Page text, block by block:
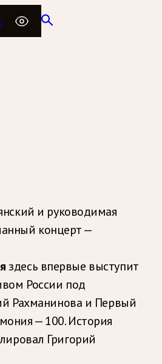
и руководимая
концерт —
здесь впервые выступит
России под
Рахманинова и Первый
— 100. История
Григорий